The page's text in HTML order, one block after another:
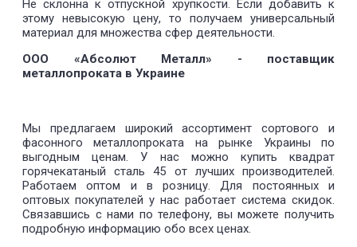
Не склонна к отпускной хрупкости. Если добавить к
этому невысокую цену, то получаем универсальный
материал для множества сфер деятельности.
ООО «Абсолют Металл» - поставщик
металлопроката в Украине
Мы предлагаем широкий ассортимент сортового и
фасонного металлопроката на рынке Украины по
выгодным ценам. У нас можно купить квадрат
горячекатаный сталь 45 от лучших производителей.
Работаем оптом и в розницу. Для постоянных и
оптовых покупателей у нас работает система скидок.
Связавшись с нами по телефону, вы можете получить
подробную информацию обо всех ценах.